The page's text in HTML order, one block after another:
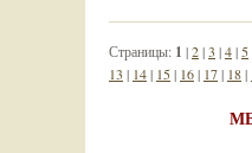
Страницы: 1 |2|3 |4| 5
13 | 14| 15| 16| 17| 18|